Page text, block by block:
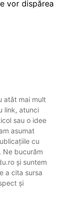
vor dispărea
atât mai mult
link, atunci
sau o idee
asumat
cu
Ne bucurăm
și suntem
a cita sursa
și